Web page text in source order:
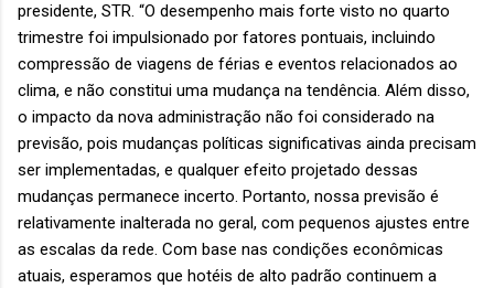
presidente, STR. “O desempenho mais forte visto no quarto
trimestre foi impulsionado por fatores pontuais, incluindo
compressão de viagens de férias e eventos relacionados ao
clima, e não constitui uma mudança na tendência. Além disso,
o impacto da nova administração não foi considerado na
previsão, pois mudanças políticas significativas ainda precisam
ser implementadas, e qualquer efeito projetado dessas
mudanças permanece incerto. Portanto, nossa previsão é
relativamente inalterada no geral, com pequenos ajustes entre
as escalas da rede. Com base nas condições econômicas
atuais, esperamos que hotéis de alto padrão continuem a